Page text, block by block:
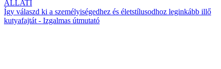
ÁLLATI
Így válaszd ki a személyiségedhez és életstílusodhoz leginkább illő
kutyafajtát - Izgalmas útmutató